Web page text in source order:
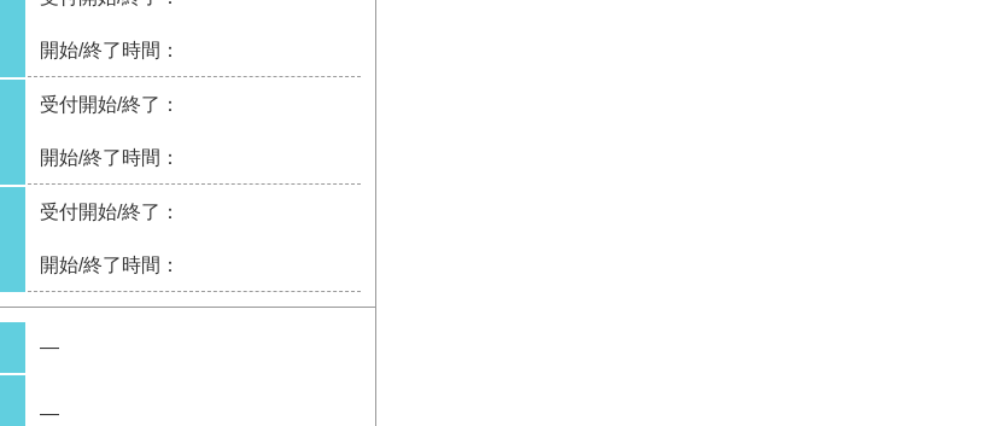
開始/終了時間：
受付開始/終了：
開始/終了時間：
受付開始/終了：
開始/終了時間：
―
―